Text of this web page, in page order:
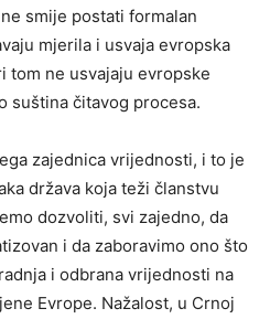
smije postati formalan
mjerila i usvaja evropska
tom ne usvajaju evropske
suština čitavog procesa.
zajednica vrijednosti, i to je
država koja teži članstvu
dozvoliti, svi zajedno, da
i da zaboravimo ono što
i odbrana vrijednosti na
Evrope. Nažalost, u Crnoj